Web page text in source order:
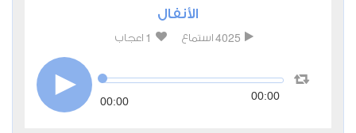
الأنفال
4025 استماع 1 اعجاب
00:00 00:00